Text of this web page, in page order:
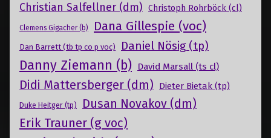
Christian Salfellner (dm) Christoph Rohrböck (cl)
Clemens Gigacher (b) Dana Gillespie (voc)
Dan Barrett (tb tp co p voc) Daniel Nösig (tp)
Danny Ziemann (b) David Marsall (ts cl)
Didi Mattersberger (dm) Dieter Bietak (tp)
Duke Heitger (tp) Dusan Novakov (dm)
Erik Trauner (g voc)